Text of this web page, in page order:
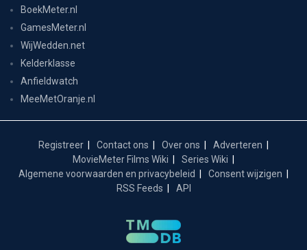
BoekMeter.nl
GamesMeter.nl
WijWedden.net
Kelderklasse
Anfieldwatch
MeeMetOranje.nl
Registreer Contact ons Over ons
Adverteren
MovieMeter Films Wiki
Series Wiki
Algemene voorwaarden en privacybeleid
Consent wijzigen
RSS Feeds
API